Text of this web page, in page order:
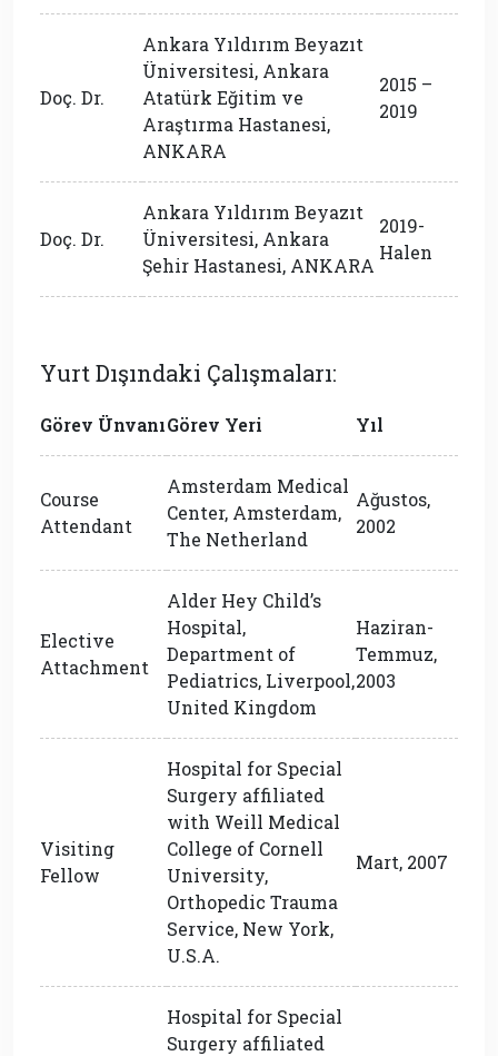
Doç. Dr.
Ankara Yıldırım Beyazıt
Üniversitesi, Ankara
Atatürk Eğitim ve
Araştırma Hastanesi,
ANKARA
2015 –
2019
Doç. Dr.
Ankara Yıldırım Beyazıt
Üniversitesi, Ankara
Şehir Hastanesi, ANKARA
2019-
Halen
Yurt Dışındaki Çalışmaları:
Görev ÜnvanıGörev Yeri Yıl
Course
Attendant
Amsterdam Medical
Center, Amsterdam,
The Netherland
Ağustos,
2002
Elective
Attachment
Alder Hey Child’s
Hospital,
Department of
Pediatrics, Liverpool,
United Kingdom
Haziran-
Temmuz,
2003
Visiting
Fellow
Hospital for Special
Surgery affiliated
with Weill Medical
College of Cornell
University,
Orthopedic Trauma
Service, New York,
U.S.A.
Mart, 2007
Hospital for Special
Surgery affiliated